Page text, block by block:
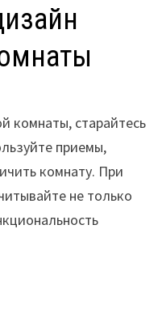
комнаты, старайтесь
приемы,
комнату. При
не только